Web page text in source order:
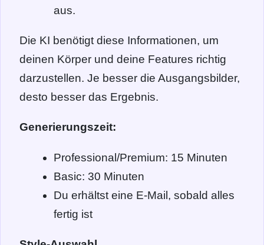
aus.
Die KI benötigt diese Informationen, um
deinen Körper und deine Features richtig
darzustellen. Je besser die Ausgangsbilder,
desto besser das Ergebnis.
Generierungszeit:
Professional/Premium: 15 Minuten
Basic: 30 Minuten
Du erhältst eine E-Mail, sobald alles
fertig ist